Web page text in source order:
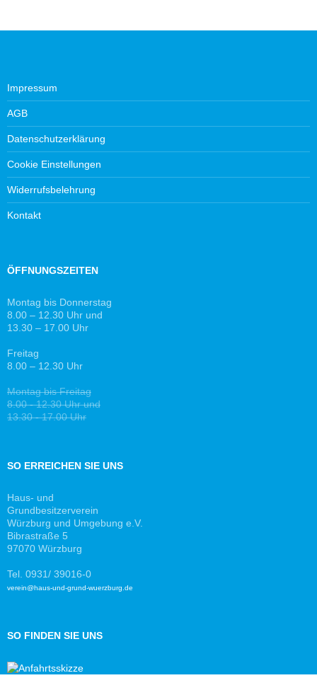
Impressum
AGB
Datenschutzerklärung
Cookie Einstellungen
Widerrufsbelehrung
Kontakt
ÖFFNUNGSZEITEN
Montag bis Donnerstag
8.00 – 12.30 Uhr und
13.30 – 17.00 Uhr
Freitag
8.00 – 12.30 Uhr
Montag bis Freitag
8.00 - 12.30 Uhr und
13.30 - 17.00 Uhr
SO ERREICHEN SIE UNS
Haus- und
Grundbesitzerverein
Würzburg und Umgebung e.V.
Bibrastraße 5
97070 Würzburg
Tel. 0931/ 39016-0
verein@haus-und-grund-wuerzburg.de
SO FINDEN SIE UNS